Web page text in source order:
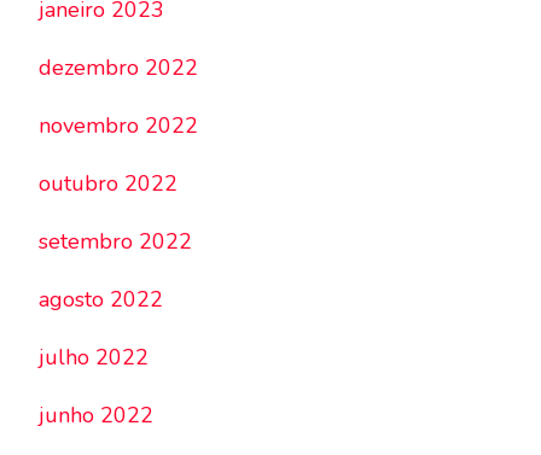
janeiro 2023
dezembro 2022
novembro 2022
outubro 2022
setembro 2022
agosto 2022
julho 2022
junho 2022